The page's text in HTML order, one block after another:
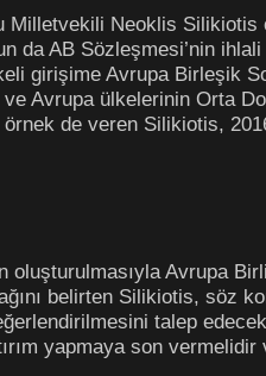
Neoklis Silikiotis
da AB Sözleşmesi’nin
girişime Avrupa Birleşik
ve Avrupa ülkelerinin Orta
de veren Silikiotis,
oluşturulmasıyla Avrupa
belirten Silikiotis, söz
talep
yapmaya son